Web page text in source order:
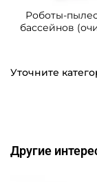
Роботы-
бассейнов
Уточните
Другие